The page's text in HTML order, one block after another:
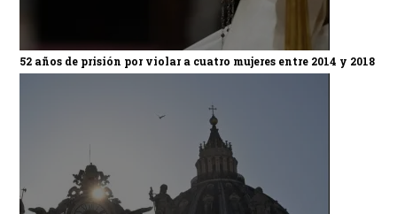
52 años de prisión por violar a cuatro mujeres entre 2014 y 2018